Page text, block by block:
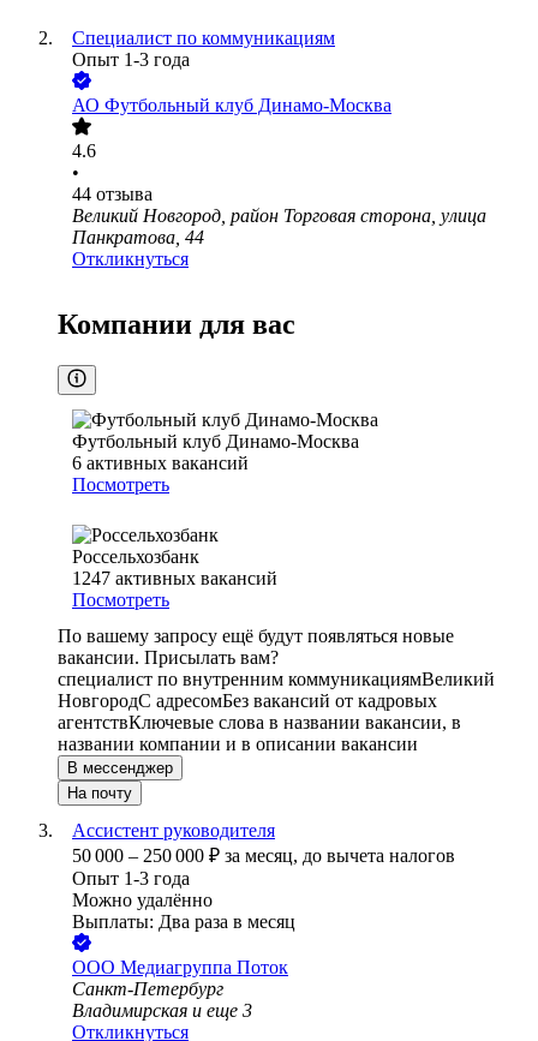
Специалист по коммуникациям
Опыт 1-3 года
АО Футбольный клуб Динамо-Москва
4.6
•
44 отзыва
Великий Новгород, район Торговая сторона, улица
Панкратова, 44
Откликнуться
Компании для вас
Футбольный клуб Динамо-Москва
6 активных вакансий
Посмотреть
Россельхозбанк
1247 активных вакансий
Посмотреть
По вашему запросу ещё будут появляться новые
вакансии. Присылать вам?
специалист по внутренним коммуникациямВеликий
НовгородС адресомБез вакансий от кадровых
агентствКлючевые слова в названии вакансии, в
названии компании и в описании вакансии
В мессенджер
На почту
Ассистент руководителя
50 000 – 250 000 ₽ за месяц, до вычета налогов
Опыт 1-3 года
Можно удалённо
Выплаты: Два раза в месяц
ООО Медиагруппа Поток
Санкт-Петербург
Владимирская и еще 3
Откликнуться